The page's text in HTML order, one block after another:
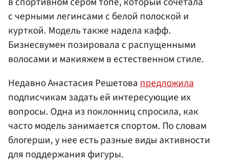
с черными легинсами с белой полоской и
курткой. Модель также надела кафф.
Бизнесвумен позировала с распущенными
волосами и макияжем в естественном стиле.
Недавно Анастасия Решетовапредложила
подписчикам задать ей интересующие их
вопросы. Одна из поклонниц спросила, как
часто модель занимается спортом. По словам
блогерши, у нее есть разные виды активности
для поддержания фигуры.